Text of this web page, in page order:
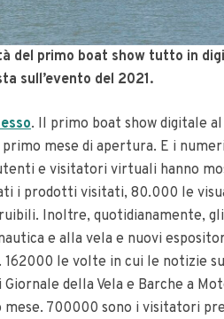
del primo boat show tutto in
sull’evento del 2021.
. Il primo boat show digitale
mese di apertura. E i
e visitatori virtuali hanno
i prodotti visitati, 80.000 le
Inoltre, quotidianamente, gli
e alla vela e nuovi
le volte in cui le notizie
della Vela e Barche a
700000 sono i visitatori